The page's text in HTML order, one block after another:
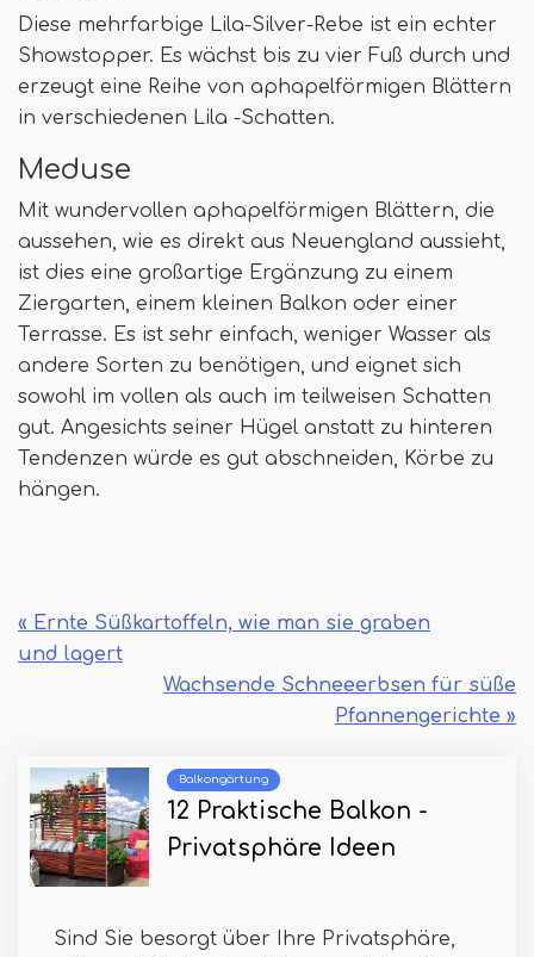
Diese mehrfarbige Lila-Silver-Rebe ist ein echter
Showstopper. Es wächst bis zu vier Fuß durch und
erzeugt eine Reihe von aphapelförmigen Blättern
in verschiedenen Lila -Schatten.
Meduse
Mit wundervollen aphapelförmigen Blättern, die
aussehen, wie es direkt aus Neuengland aussieht,
ist dies eine großartige Ergänzung zu einem
Ziergarten, einem kleinen Balkon oder einer
Terrasse. Es ist sehr einfach, weniger Wasser als
andere Sorten zu benötigen, und eignet sich
sowohl im vollen als auch im teilweisen Schatten
gut. Angesichts seiner Hügel anstatt zu hinteren
Tendenzen würde es gut abschneiden, Körbe zu
hängen.
« Ernte Süßkartoffeln, wie man sie graben
und lagert
Wachsende Schneeerbsen für süße
Pfannengerichte »
Balkongärtung
12 Praktische Balkon -
Privatsphäre Ideen
Sind Sie besorgt über Ihre Privatsphäre,